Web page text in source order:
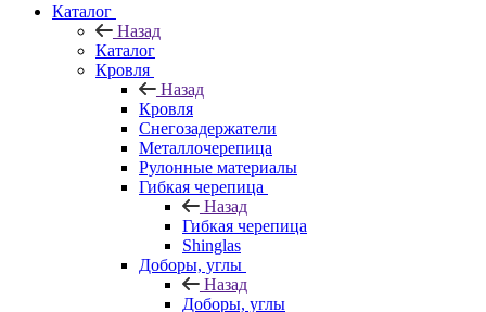
Каталог
Назад
Каталог
Кровля
Назад
Кровля
Снегозадержатели
Металлочерепица
Рулонные материалы
Гибкая черепица
Назад
Гибкая черепица
Shinglas
Доборы, углы
Назад
Доборы, углы